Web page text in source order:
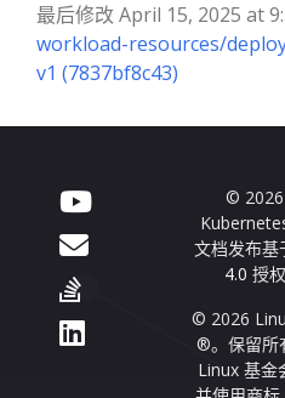
最后修改 April 15, 2025 at
workload-resources/
v1 (7837bf8c43)
©
文档发布基
4.0 授
© 2026
®。保留所
Linux 基金